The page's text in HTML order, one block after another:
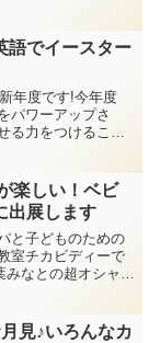
ビディーならでは
語でイースター
年度です!今年度
パワーアップさ
る力をつけるこ
を目指して、今ま
いき...
楽しい！ベビ
出展します
と子どものための
室チカビディーで
みなとの超オシャレ
ました！！
見♪いろんなカ